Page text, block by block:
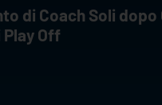
di Coach Soli dopo
Off